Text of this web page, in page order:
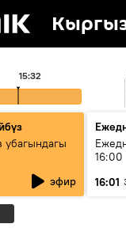
15:32
кызмат
эфир
16:00
16:01